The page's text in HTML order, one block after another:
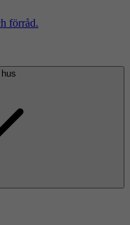
förråd.